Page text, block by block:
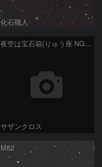
化石職人
夜空は宝石箱(りゅう座 NGC6503) Seestar50
サザンクロス
M82